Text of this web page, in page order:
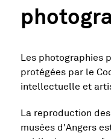
Les photographies
protégées par le
intellectuelle et
La reproduction
musées d'Angers